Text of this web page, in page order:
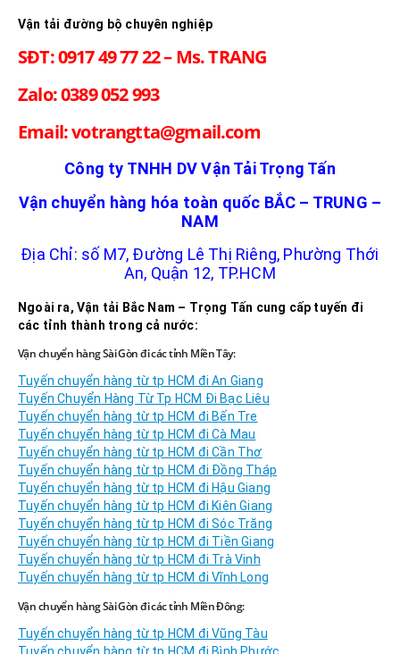
Vận tải đường bộ chuyên nghiệp
SĐT: 0917 49 77 22 – Ms. TRANG
Zalo: 0389 052 993
Email: votrangtta@gmail.com
Công ty TNHH DV Vận Tải Trọng Tấn
Vận chuyển hàng hóa toàn quốc BẮC – TRUNG –
NAM
Địa Chỉ: số M7, Đường Lê Thị Riêng, Phường Thới
An, Quận 12, TP.HCM
Ngoài ra, Vận tải Bắc Nam – Trọng Tấn cung cấp tuyến đi
các tỉnh thành trong cả nước:
Vận chuyển hàng Sài Gòn đi các tỉnh Miền Tây:
Tuyến chuyển hàng từ tp HCM đi An Giang
Tuyến Chuyển Hàng Từ Tp HCM Đi Bạc Liêu
Tuyến chuyển hàng từ tp HCM đi Bến Tre
Tuyến chuyển hàng từ tp HCM đi Cà Mau
Tuyến chuyển hàng từ tp HCM đi Cần Thơ
Tuyến chuyển hàng từ tp HCM đi Đồng Tháp
Tuyến chuyển hàng từ tp HCM đi Hậu Giang
Tuyến chuyển hàng từ tp HCM đi Kiên Giang
Tuyến chuyển hàng từ tp HCM đi Sóc Trăng
Tuyến chuyển hàng từ tp HCM đi Tiền Giang
Tuyến chuyển hàng từ tp HCM đi Trà Vinh
Tuyến chuyển hàng từ tp HCM đi Vĩnh Long
Vận chuyển hàng Sài Gòn đi các tỉnh Miền Đông:
Tuyến chuyển hàng từ tp HCM đi Vũng Tàu
Tuyến chuyển hàng từ tp HCM đi Bình Phước